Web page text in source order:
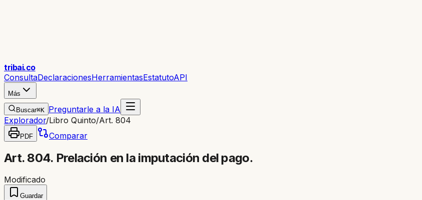
tribai.co
ConsultaDeclaracionesHerramientasEstatutoAPI
Más
Buscar⌘K Preguntarle a la IA
Explorador/Libro Quinto/Art. 804
PDF Comparar
Art. 804. Prelación en la imputación del pago.
Modificado
Guardar